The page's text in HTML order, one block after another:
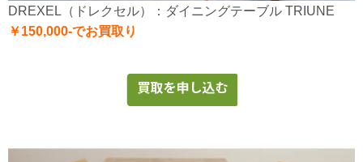
DREXEL（ドレクセル）：ダイニングテーブル TRIUNE
￥150,000-でお買取り